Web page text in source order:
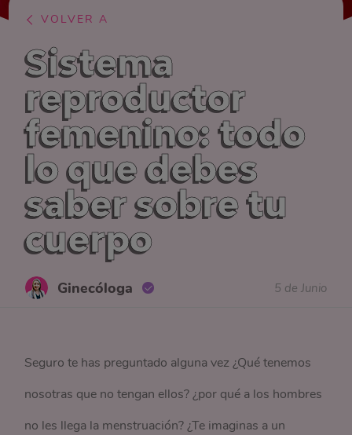
VOLVER A
Sistema
reproductor
femenino: todo
lo que debes
saber sobre tu
cuerpo
Ginecóloga 5 de Junio
Seguro te has preguntado alguna vez ¿Qué tenemos
nosotras que no tengan ellos? ¿por qué a los hombres
no les llega la menstruación? ¿Te imaginas a un